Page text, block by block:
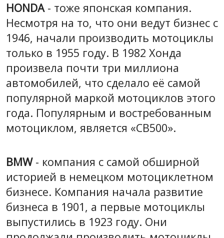
HONDA- тоже японская компания.
Несмотря на то, что они ведут бизнес с
1946, начали производить мотоциклы
только в 1955 году. В 1982 Хонда
произвела почти три миллиона
автомобилей, что сделало её самой
популярной маркой мотоциклов этого
года. Популярным и востребованным
мотоциклом, является «CB500».
BMW- компания с самой обширной
историей в немецком мотоциклетном
бизнесе. Компания начала развитие
бизнеса в 1901, а первые мотоциклы
выпустились в 1923 году. Они